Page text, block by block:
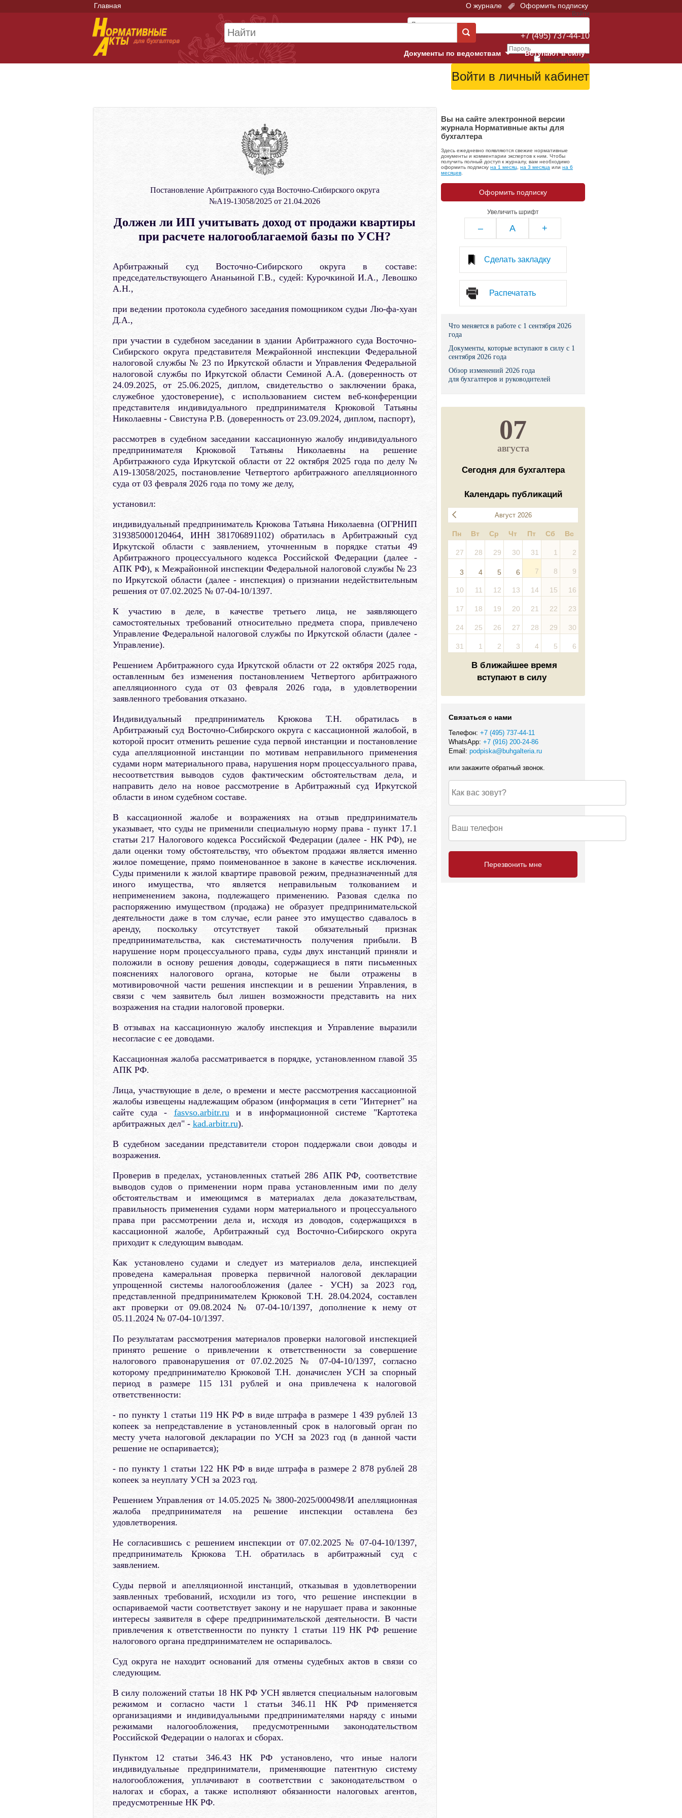
Главная О журнале Оформить подписку
Войти
Запомнить меня
+7 (495) 737-44-10
Вступают в силу
Документы по ведомствам
Арбитражные суды
Верховный Суд
Гострудинспекция в г. Москве
Конституционный Суд
Пенсионный фонд
Правительство
Президент: законы и указы
Роструд
Суд общей юрисдикции
Федеральная налоговая служба
Фонд социального страхования
Остальные ведомства
Постановление Арбитражного суда Восточно-Сибирского округа
№А19-13058/2025 от 21.04.2026
Должен ли ИП учитывать доход от продажи квартиры
при расчете налогооблагаемой базы по УСН?
Арбитражный суд Восточно-Сибирского округа в составе:
председательствующего Ананьиной Г.В., судей: Курочкиной И.А., Левошко
А.Н.,
при ведении протокола судебного заседания помощником судьи Лю-фа-хуан
Д.А.,
при участии в судебном заседании в здании Арбитражного суда Восточно-
Сибирского округа представителя Межрайонной инспекции Федеральной
налоговой службы № 23 по Иркутской области и Управления Федеральной
налоговой службы по Иркутской области Семиной А.А. (доверенность от
24.09.2025, от 25.06.2025, диплом, свидетельство о заключении брака,
служебное удостоверение), с использованием систем веб-конференции
представителя индивидуального предпринимателя Крюковой Татьяны
Николаевны - Свистуна Р.В. (доверенность от 23.09.2024, диплом, паспорт),
рассмотрев в судебном заседании кассационную жалобу индивидуального
предпринимателя Крюковой Татьяны Николаевны на решение
Арбитражного суда Иркутской области от 22 октября 2025 года по делу №
А19-13058/2025, постановление Четвертого арбитражного апелляционного
суда от 03 февраля 2026 года по тому же делу,
установил:
индивидуальный предприниматель Крюкова Татьяна Николаевна (ОГРНИП
319385000120464, ИНН 381706891102) обратилась в Арбитражный суд
Иркутской области с заявлением, уточненным в порядке статьи 49
Арбитражного процессуального кодекса Российской Федерации (далее -
АПК РФ), к Межрайонной инспекции Федеральной налоговой службы № 23
по Иркутской области (далее - инспекция) о признании недействительным
решения от 07.02.2025 № 07-04-10/1397.
К участию в деле, в качестве третьего лица, не заявляющего
самостоятельных требований относительно предмета спора, привлечено
Управление Федеральной налоговой службы по Иркутской области (далее -
Управление).
Решением Арбитражного суда Иркутской области от 22 октября 2025 года,
оставленным без изменения постановлением Четвертого арбитражного
апелляционного суда от 03 февраля 2026 года, в удовлетворении
заявленного требования отказано.
Индивидуальный предприниматель Крюкова Т.Н. обратилась в
Арбитражный суд Восточно-Сибирского округа с кассационной жалобой, в
которой просит отменить решение суда первой инстанции и постановление
суда апелляционной инстанции по мотивам неправильного применения
судами норм материального права, нарушения норм процессуального права,
несоответствия выводов судов фактическим обстоятельствам дела, и
направить дело на новое рассмотрение в Арбитражный суд Иркутской
области в ином судебном составе.
В кассационной жалобе и возражениях на отзыв предприниматель
указывает, что суды не применили специальную норму права - пункт 17.1
статьи 217 Налогового кодекса Российской Федерации (далее - НК РФ), не
дали оценки тому обстоятельству, что объектом продажи является именно
жилое помещение, прямо поименованное в законе в качестве исключения.
Суды применили к жилой квартире правовой режим, предназначенный для
иного имущества, что является неправильным толкованием и
неприменением закона, подлежащего применению. Разовая сделка по
распоряжению имуществом (продажа) не образует предпринимательской
деятельности даже в том случае, если ранее это имущество сдавалось в
аренду, поскольку отсутствует такой обязательный признак
предпринимательства, как систематичность получения прибыли. В
нарушение норм процессуального права, суды двух инстанций приняли и
положили в основу решения доводы, содержащиеся в пяти письменных
пояснениях налогового органа, которые не были отражены в
мотивировочной части решения инспекции и в решении Управления, в
связи с чем заявитель был лишен возможности представить на них
возражения на стадии налоговой проверки.
В отзывах на кассационную жалобу инспекция и Управление выразили
несогласие с ее доводами.
Кассационная жалоба рассматривается в порядке, установленном главой 35
АПК РФ.
Лица, участвующие в деле, о времени и месте рассмотрения кассационной
жалобы извещены надлежащим образом (информация в сети "Интернет" на
сайте суда - fasvso.arbitr.ru и в информационной системе "Картотека
арбитражных дел" - kad.arbitr.ru).
В судебном заседании представители сторон поддержали свои доводы и
возражения.
Проверив в пределах, установленных статьей 286 АПК РФ, соответствие
выводов судов о применении норм права установленным ими по делу
обстоятельствам и имеющимся в материалах дела доказательствам,
правильность применения судами норм материального и процессуального
права при рассмотрении дела и, исходя из доводов, содержащихся в
кассационной жалобе, Арбитражный суд Восточно-Сибирского округа
приходит к следующим выводам.
Как установлено судами и следует из материалов дела, инспекцией
проведена камеральная проверка первичной налоговой декларации
упрощенной системы налогообложения (далее - УСН) за 2023 год,
представленной предпринимателем Крюковой Т.Н. 28.04.2024, составлен
акт проверки от 09.08.2024 № 07-04-10/1397, дополнение к нему от
05.11.2024 № 07-04-10/1397.
По результатам рассмотрения материалов проверки налоговой инспекцией
принято решение о привлечении к ответственности за совершение
налогового правонарушения от 07.02.2025 № 07-04-10/1397, согласно
которому предпринимателю Крюковой Т.Н. доначислен УСН за спорный
период в размере 115 131 рублей и она привлечена к налоговой
ответственности:
- по пункту 1 статьи 119 НК РФ в виде штрафа в размере 1 439 рублей 13
копеек за непредставление в установленный срок в налоговый орган по
месту учета налоговой декларации по УСН за 2023 год (в данной части
решение не оспаривается);
- по пункту 1 статьи 122 НК РФ в виде штрафа в размере 2 878 рублей 28
копеек за неуплату УСН за 2023 год.
Решением Управления от 14.05.2025 № 3800-2025/000498/И апелляционная
жалоба предпринимателя на решение инспекции оставлена без
удовлетворения.
Не согласившись с решением инспекции от 07.02.2025 № 07-04-10/1397,
предприниматель Крюкова Т.Н. обратилась в арбитражный суд с
заявлением.
Суды первой и апелляционной инстанций, отказывая в удовлетворении
заявленных требований, исходили из того, что решение инспекции в
оспариваемой части соответствует закону и не нарушает права и законные
интересы заявителя в сфере предпринимательской деятельности. В части
привлечения к ответственности по пункту 1 статьи 119 НК РФ решение
налогового органа предпринимателем не оспаривалось.
Суд округа не находит оснований для отмены судебных актов в связи со
следующим.
В силу положений статьи 18 НК РФ УСН является специальным налоговым
режимом и согласно части 1 статьи 346.11 НК РФ применяется
организациями и индивидуальными предпринимателями наряду с иными
режимами налогообложения, предусмотренными законодательством
Российской Федерации о налогах и сборах.
Пунктом 12 статьи 346.43 НК РФ установлено, что иные налоги
индивидуальные предприниматели, применяющие патентную систему
налогообложения, уплачивают в соответствии с законодательством о
налогах и сборах, а также исполняют обязанности налоговых агентов,
предусмотренные НК РФ.
Вы на сайте электронной версии
журнала Нормативные акты для
бухгалтера
Здесь ежедневно появляются свежие нормативные
документы и комментарии экспертов к ним. Чтобы
получить полный доступ к журналу, вам необходимо
оформить подписку на 1 месяц, на 3 месяца или на 6
месяцев.
Оформить подписку
Увеличить шрифт
– A +
Сделать закладку
Распечатать
Что меняется в работе с 1 сентября 2026
года
Документы, которые вступают в силу с 1
сентября 2026 года
Обзор изменений 2026 года
для бухгалтеров и руководителей
07
августа
Сегодня для бухгалтера
Календарь публикаций
Август 2026
Пн Вт Ср Чт Пт Сб Вс
27 28 29 30 31 1 2
3 4 5 6 7 8 9
10 11 12 13 14 15 16
17 18 19 20 21 22 23
24 25 26 27 28 29 30
31 1 2 3 4 5 6
В ближайшее время
вступают в силу
Связаться с нами
Телефон: +7 (495) 737-44-11
WhatsApp: +7 (916) 200-24-86
Email: podpiska@buhgalteria.ru
или закажите обратный звонок.